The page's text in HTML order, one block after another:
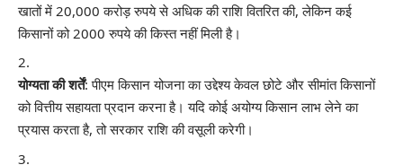
खातों में 20,000 करोड़ रुपये से अधिक की राशि वितरित की, लेकिन कई
किसानों को 2000 रुपये की किस्त नहीं मिली है।
योग्यता की शर्तें: पीएम किसान योजना का उद्देश्य केवल छोटे और सीमांत किसानों
को वित्तीय सहायता प्रदान करना है। यदि कोई अयोग्य किसान लाभ लेने का
प्रयास करता है, तो सरकार राशि की वसूली करेगी।